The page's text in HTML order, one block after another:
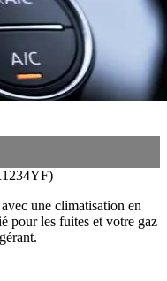
une climatisation en
pour les fuites et votre gaz